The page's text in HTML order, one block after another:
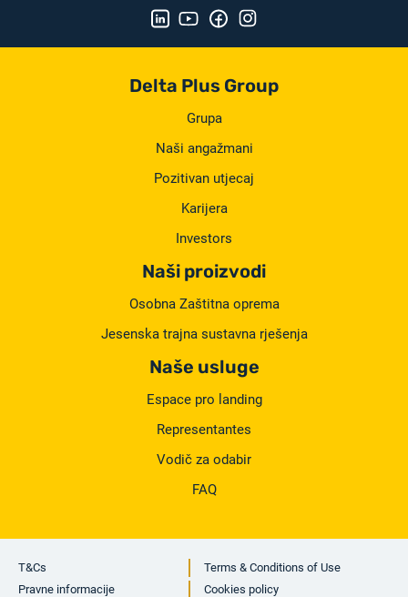
Delta Plus Group
Grupa
Naši angažmani
Pozitivan utjecaj
Karijera
Investors
Naši proizvodi
Osobna Zaštitna oprema
Jesenska trajna sustavna rješenja
Naše usluge
Espace pro landing
Representantes
Vodič za odabir
FAQ
T&Cs
Terms & Conditions of Use
Pravne informacije
Cookies policy